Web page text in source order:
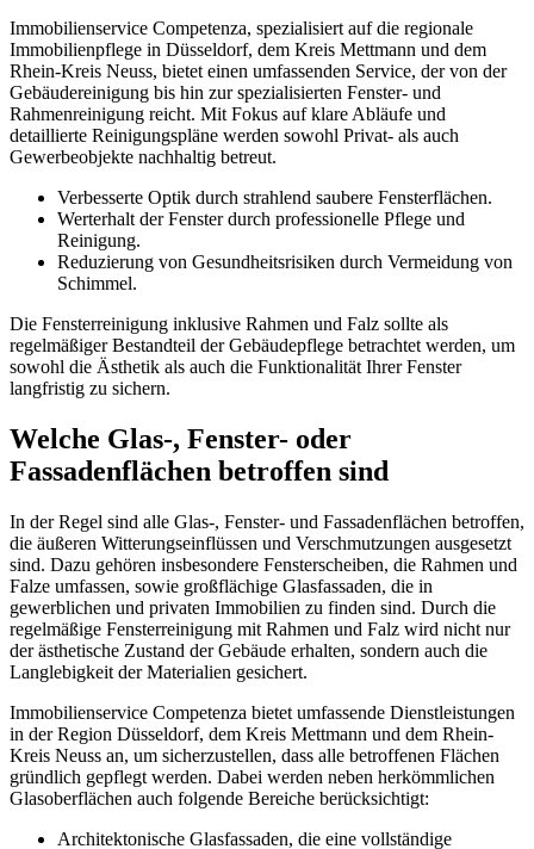
Immobilienservice Competenza, spezialisiert auf die regionale
Immobilienpflege in Düsseldorf, dem Kreis Mettmann und dem
Rhein-Kreis Neuss, bietet einen umfassenden Service, der von der
Gebäudereinigung bis hin zur spezialisierten Fenster- und
Rahmenreinigung reicht. Mit Fokus auf klare Abläufe und
detaillierte Reinigungspläne werden sowohl Privat- als auch
Gewerbeobjekte nachhaltig betreut.
Verbesserte Optik durch strahlend saubere Fensterflächen.
Werterhalt der Fenster durch professionelle Pflege und
Reinigung.
Reduzierung von Gesundheitsrisiken durch Vermeidung von
Schimmel.
Die Fensterreinigung inklusive Rahmen und Falz sollte als
regelmäßiger Bestandteil der Gebäudepflege betrachtet werden, um
sowohl die Ästhetik als auch die Funktionalität Ihrer Fenster
langfristig zu sichern.
Welche Glas-, Fenster- oder
Fassadenflächen betroffen sind
In der Regel sind alle Glas-, Fenster- und Fassadenflächen betroffen,
die äußeren Witterungseinflüssen und Verschmutzungen ausgesetzt
sind. Dazu gehören insbesondere Fensterscheiben, die Rahmen und
Falze umfassen, sowie großflächige Glasfassaden, die in
gewerblichen und privaten Immobilien zu finden sind. Durch die
regelmäßige Fensterreinigung mit Rahmen und Falz wird nicht nur
der ästhetische Zustand der Gebäude erhalten, sondern auch die
Langlebigkeit der Materialien gesichert.
Immobilienservice Competenza bietet umfassende Dienstleistungen
in der Region Düsseldorf, dem Kreis Mettmann und dem Rhein-
Kreis Neuss an, um sicherzustellen, dass alle betroffenen Flächen
gründlich gepflegt werden. Dabei werden neben herkömmlichen
Glasoberflächen auch folgende Bereiche berücksichtigt:
Architektonische Glasfassaden, die eine vollständige